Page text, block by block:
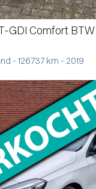
GDI Comfort
- 126737 km - 2019